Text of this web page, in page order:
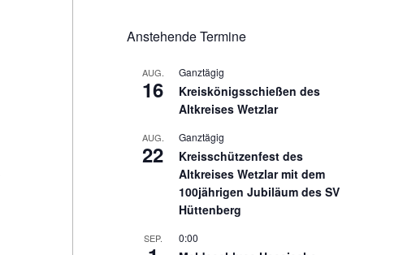
Anstehende Termine
AUG.
16
Ganztägig
Kreiskönigsschießen des
Altkreises Wetzlar
AUG.
22
Ganztägig
Kreisschützenfest des
Altkreises Wetzlar mit dem
100jährigen Jubiläum des SV
Hüttenberg
SEP. 0:00